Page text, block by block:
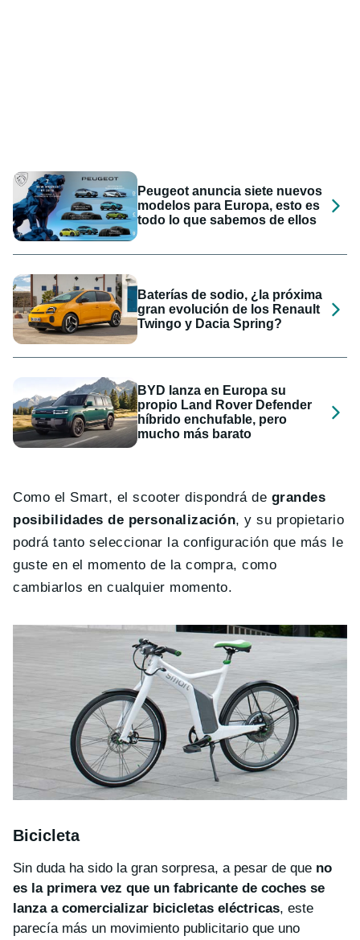
Peugeot anuncia siete nuevos
modelos para Europa, esto es
todo lo que sabemos de ellos
Baterías de sodio, ¿la próxima
gran evolución de los Renault
Twingo y Dacia Spring?
BYD lanza en Europa su
propio Land Rover Defender
híbrido enchufable, pero
mucho más barato
Como el Smart, el scooter dispondrá de grandes
posibilidades de personalización, y su propietario
podrá tanto seleccionar la configuración que más le
guste en el momento de la compra, como
cambiarlos en cualquier momento.
Bicicleta
Sin duda ha sido la gran sorpresa, a pesar de que no
es la primera vez que un fabricante de coches se
lanza a comercializar bicicletas eléctricas, este
parecía más un movimiento publicitario que uno